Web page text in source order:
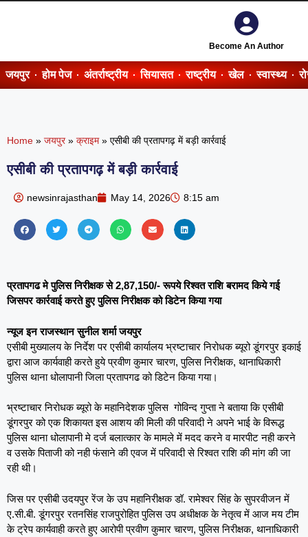
Become An Author
जयपुर होम पेज अंतर्राष्ट्रीय सियासत राष्ट्रीय खेल स्वास्थ्य
Home » जयपुर » क्राइम » एसीबी की प्रतापगढ़ में बड़ी कार्रवाई
एसीबी की प्रतापगढ़ में बड़ी कार्रवाई
newsinrajasthan May 14, 2026 8:15 am
प्रतापगढ मे पुलिस निरीक्षक से 2,87,150/- रूपये रिश्वत राशि बरामद किये गई
जिसपर कार्रवाई करते हुए पुलिस निरीक्षक को डिटेन किया गया
न्यूज इन राजस्थान सुनील शर्मा जयपुर
एसीबी मुख्यालय के निर्देश पर एसीबी कार्यालय भ्रष्टाचार निरोधक ब्यूरो डूंगरपुर इकाई
द्वारा आज कार्यवाही करते हुये प्रवीण कुमार चारण, पुलिस निरीक्षक, थानाधिकारी
पुलिस थाना धोलापानी जिला प्रतापगढ को डिटेन किया गया।
भ्रष्टाचार निरोधक ब्यूरो के महानिदेशक पुलिस गोविन्द गुप्ता ने बताया कि एसीबी
डूंगरपुर को एक शिकायत इस आशय की मिली की परिवादी ने अपने भाई के विरूद्ध
पुलिस थाना धोलापानी मे दर्ज बलात्कार के मामले में मदद करने व मारपीट नही करने
व उसके पिताजी को नही फंसाने की एवज में परिवादी से रिश्वत राशि की मांग की जा
रही थी।
जिस पर एसीबी उदयपुर रेंज के उप महानिरीक्षक डॉ. रामेश्वर सिंह के सुपरवीजन में
ए.सी.बी. डूंगरपुर रतनसिंह राजपुरोहित पुलिस उप अधीक्षक के नेतृत्व में आज मय टीम
के ट्रेप कार्यवाही करते हुए आरोपी प्रवीण कुमार चारण, पुलिस निरीक्षक, थानाधिकारी